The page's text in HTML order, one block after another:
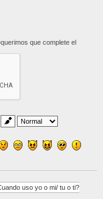
que complete el
uso yo o mi/ tu o ti?